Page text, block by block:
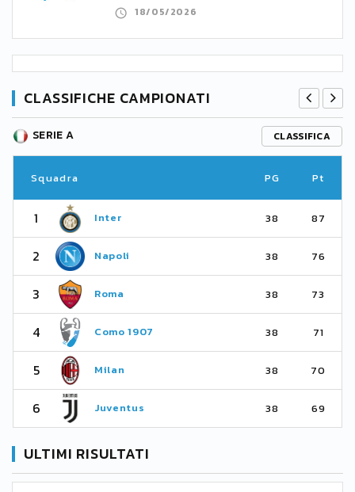
18/05/2026
CLASSIFICHE CAMPIONATI
SERIE A CLASSIFICA
Squadra PG Pt
1 Inter 38 87
2 Napoli 38 76
3 Roma 38 73
4 Como 1907 38 71
5 Milan 38 70
6 Juventus 38 69
ULTIMI RISULTATI